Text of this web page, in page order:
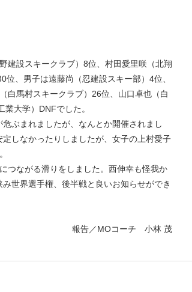
建設スキークラブ）8位、村田愛里咲（北翔
、男子は遠藤尚（忍建設スキー部）4位、
白馬村スキークラブ）26位、山口卓也（白
大学）DNFでした。
ぶまれましたが、なんとか開催されまし
しなかったりしましたが、女子の上村愛子
つながる滑りをしました。西伸幸も怪我か
世界選手権、後半戦と良いお知らせができ
報告／MOコーチ 小林 茂